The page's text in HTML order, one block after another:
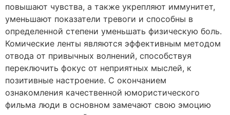
повышают чувства, а также укрепляют иммунитет,
уменьшают показатели тревоги и способны в
определенной степени уменьшать физическую боль.
Комические ленты являются эффективным методом
отвода от привычных волнений, способствуя
переключить фокус от неприятных мыслей, к
позитивные настроение. С окончанием
ознакомления качественной юмористического
фильма люди в основном замечают свою эмоцию